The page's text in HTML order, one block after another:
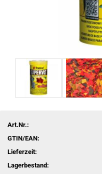
Art.Nr.:
GTIN/EAN:
Lieferzeit:
Lagerbestand: